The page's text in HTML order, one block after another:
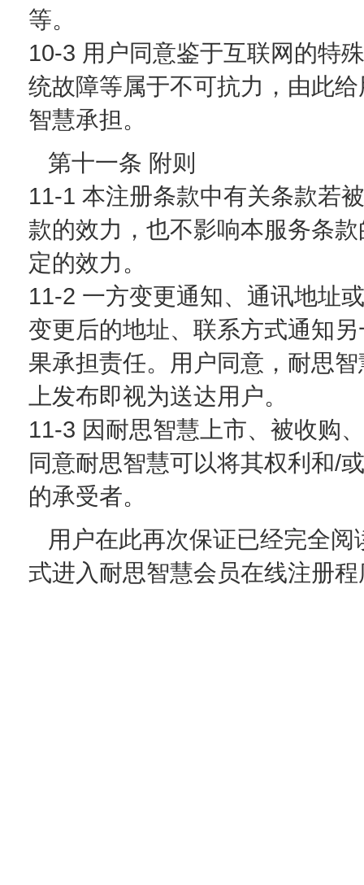
等。
10-3 用户同意鉴于互联网的特
统故障等属于不可抗力，由此
智慧承担。
第十一条 附则
11-1 本注册条款中有关条款若
款的效力，也不影响本服务条
定的效力。
11-2 一方变更通知、通讯地址
变更后的地址、联系方式通知
果承担责任。用户同意，耐思
上发布即视为送达用户。
11-3 因耐思智慧上市、被收购
同意耐思智慧可以将其权利和/
的承受者。
用户在此再次保证已经完全
式进入耐思智慧会员在线注册